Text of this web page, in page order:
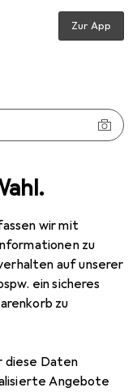
wir mit
zu
auf unserer
ein sicheres
zu
diese Daten
Angebote
Zur App
SPP-Serie
Serie